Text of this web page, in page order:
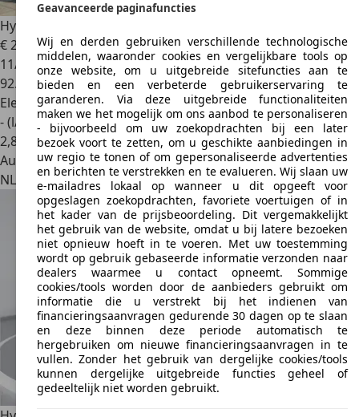
Hyundai TUCSON
€ 23.9801
11/2021
92.417 km
Elektro/Benzine
- (l/100 km)
2,8
Autobedrijf
NL 4793 ASFijnaart
Geavanceerde paginafuncties
Wij en derden gebruiken verschillende technologische
middelen, waaronder cookies en vergelijkbare tools op
onze website, om u uitgebreide sitefuncties aan te
bieden en een verbeterde gebruikerservaring te
garanderen. Via deze uitgebreide functionaliteiten
maken we het mogelijk om ons aanbod te personaliseren
- bijvoorbeeld om uw zoekopdrachten bij een later
bezoek voort te zetten, om u geschikte aanbiedingen in
uw regio te tonen of om gepersonaliseerde advertenties
en berichten te verstrekken en te evalueren. Wij slaan uw
e-mailadres lokaal op wanneer u dit opgeeft voor
opgeslagen zoekopdrachten, favoriete voertuigen of in
het kader van de prijsbeoordeling. Dit vergemakkelijkt
het gebruik van de website, omdat u bij latere bezoeken
niet opnieuw hoeft in te voeren. Met uw toestemming
wordt op gebruik gebaseerde informatie verzonden naar
dealers waarmee u contact opneemt. Sommige
cookies/tools worden door de aanbieders gebruikt om
informatie die u verstrekt bij het indienen van
financieringsaanvragen gedurende 30 dagen op te slaan
en deze binnen deze periode automatisch te
hergebruiken om nieuwe financieringsaanvragen in te
vullen. Zonder het gebruik van dergelijke cookies/tools
kunnen dergelijke uitgebreide functies geheel of
gedeeltelijk niet worden gebruikt.